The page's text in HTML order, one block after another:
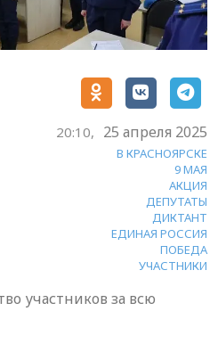
20:10, 25 апреля 2025
В КРАСНОЯРСКЕ
9 МАЯ
АКЦИЯ
ДЕПУТАТЫ
ДИКТАНТ
ЕДИНАЯ РОССИЯ
ПОБЕДА
УЧАСТНИКИ
участников за всю